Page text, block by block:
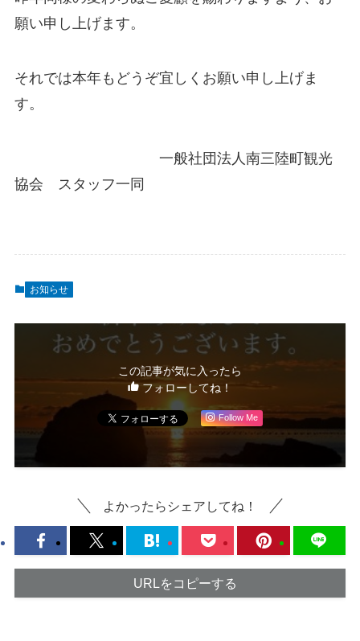
願い申し上げます。
それでは本年もどうぞ宜しくお願い申し上げま
す。
一般社団法人南三陸町観光
協会 スタッフ一同
お知らせ
この記事が気に入ったら
フォローしてね！
Follow Me
よかったらシェアしてね！
URLをコピーする